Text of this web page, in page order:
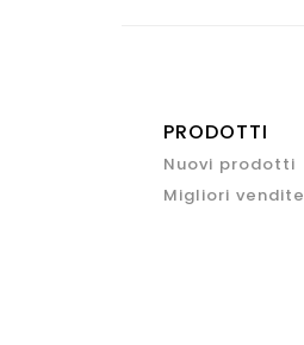
PRODOTTI
Nuovi prodotti
Migliori vendite